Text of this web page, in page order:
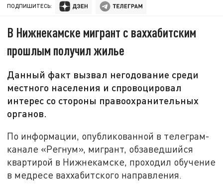
ПОДПИШИТЕСЬ:
В Нижнекамске мигрант с ваххабитским
прошлым получил жилье
Данный факт вызвал негодование среди
местного населения и спровоцировал
интерес со стороны правоохранительных
органов.
По информации, опубликованной в телеграм-
канале «Регнум», мигрант, обзаведшийся
квартирой в Нижнекамске, проходил обучение
в медресе ваххабитского направления.